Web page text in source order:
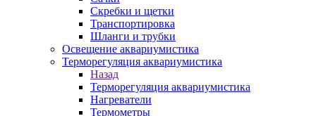
Скребки и щетки
Транспортировка
Шланги и трубки
Освещение аквариумистика
Терморегуляция аквариумистика
Назад
Терморегуляция аквариумистика
Нагреватели
Термометры